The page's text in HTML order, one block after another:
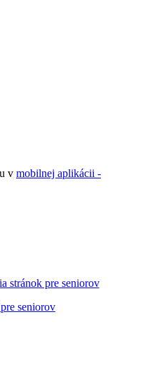
v mobilnej aplikácii -
stránok pre seniorov